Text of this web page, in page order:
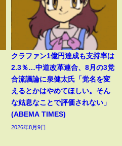
クラファン1億円達成も支持率は
2.3％…中道改革連合、8月の3党
合流議論に泉健太氏「党名を変
えるとかはやめてほしい。そん
な姑息なことで評価されない」
(ABEMA TIMES)
2026年8月9日